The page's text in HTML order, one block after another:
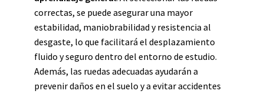
correctas, se puede asegurar una mayor
estabilidad, maniobrabilidad y resistencia al
desgaste, lo que facilitará el desplazamiento
fluido y seguro dentro del entorno de estudio.
Además, las ruedas adecuadas ayudarán a
prevenir daños en el suelo y a evitar accidentes